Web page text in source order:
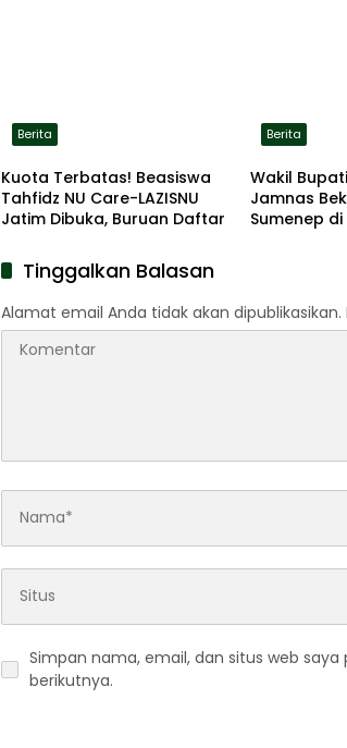
Berita
Kuota Terbatas! Beasiswa
Tahfidz NU Care-LAZISNU
Jatim Dibuka, Buruan Daftar
Berita
Wakil
Jamnas
Sumenep
Tinggalkan Balasan
Alamat email Anda tidak akan dipublikasikan.
Simpan nama, email, dan situs web
berikutnya.